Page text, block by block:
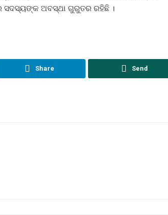
ସଦସ୍ୟଙ୍କ ଅବସ୍ଥା ଗୁରୁତର ରହିଛି ।
Share Send